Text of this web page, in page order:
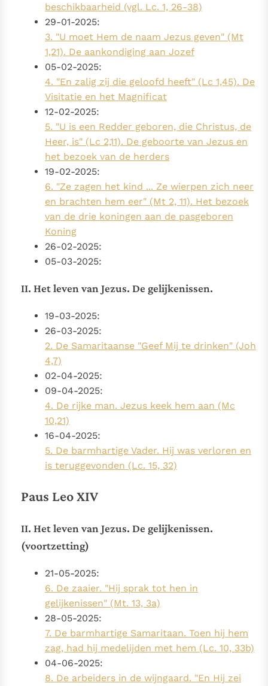
Paus spreekt het Wereldvoedselprogramma toe
Paus Leo XIV in Pavia: "De stad is zowel een gave als
een taak"
Paus in Pavia: St. Augustinus toont ons de noodzaak om
"naar het innerlijk" toe te keren.
RK Documenten stelt heel veel belangrijke
kerkelijke documenten van de Rooms
Katholieke Kerk in het Nederlands beschikbaar
en is volledig afhankelijk van donaties.
Ik help mee!
beschikbaarheid (vgl. Lc. 1, 26-38)
29-01-2025:
3. "U moet Hem de naam Jezus geven" (Mt
1,21). De aankondiging aan Jozef
05-02-2025:
4. "En zalig zij die geloofd heeft" (Lc 1,45). De
Visitatie en het Magnificat
12-02-2025:
5. "U is een Redder geboren, die Christus, de
Heer, is" (Lc 2,11). De geboorte van Jezus en
het bezoek van de herders
19-02-2025:
6. "Ze zagen het kind ... Ze wierpen zich neer
en brachten hem eer" (Mt 2, 11). Het bezoek
van de drie koningen aan de pasgeboren
Koning
26-02-2025:
05-03-2025:
II. Het leven van Jezus. De gelijkenissen.
19-03-2025:
26-03-2025:
2. De Samaritaanse "Geef Mij te drinken" (Joh
4,7)
02-04-2025:
09-04-2025:
4. De rijke man. Jezus keek hem aan (Mc
10,21)
16-04-2025:
5. De barmhartige Vader. Hij was verloren en
is teruggevonden (Lc. 15, 32)
Paus Leo XIV
II. Het leven van Jezus. De gelijkenissen.
(voortzetting)
21-05-2025:
6. De zaaier. "Hij sprak tot hen in
gelijkenissen" (Mt. 13, 3a)
28-05-2025:
7. De barmhartige Samaritaan. Toen hij hem
zag, had hij medelijden met hem (Lc. 10, 33b)
04-06-2025:
8. De arbeiders in de wijngaard. "En Hij zei